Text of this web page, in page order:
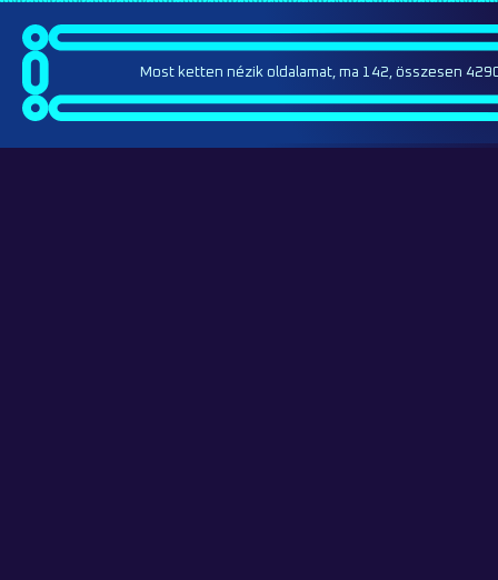
Most ketten nézik oldalamat, ma 142, összesen